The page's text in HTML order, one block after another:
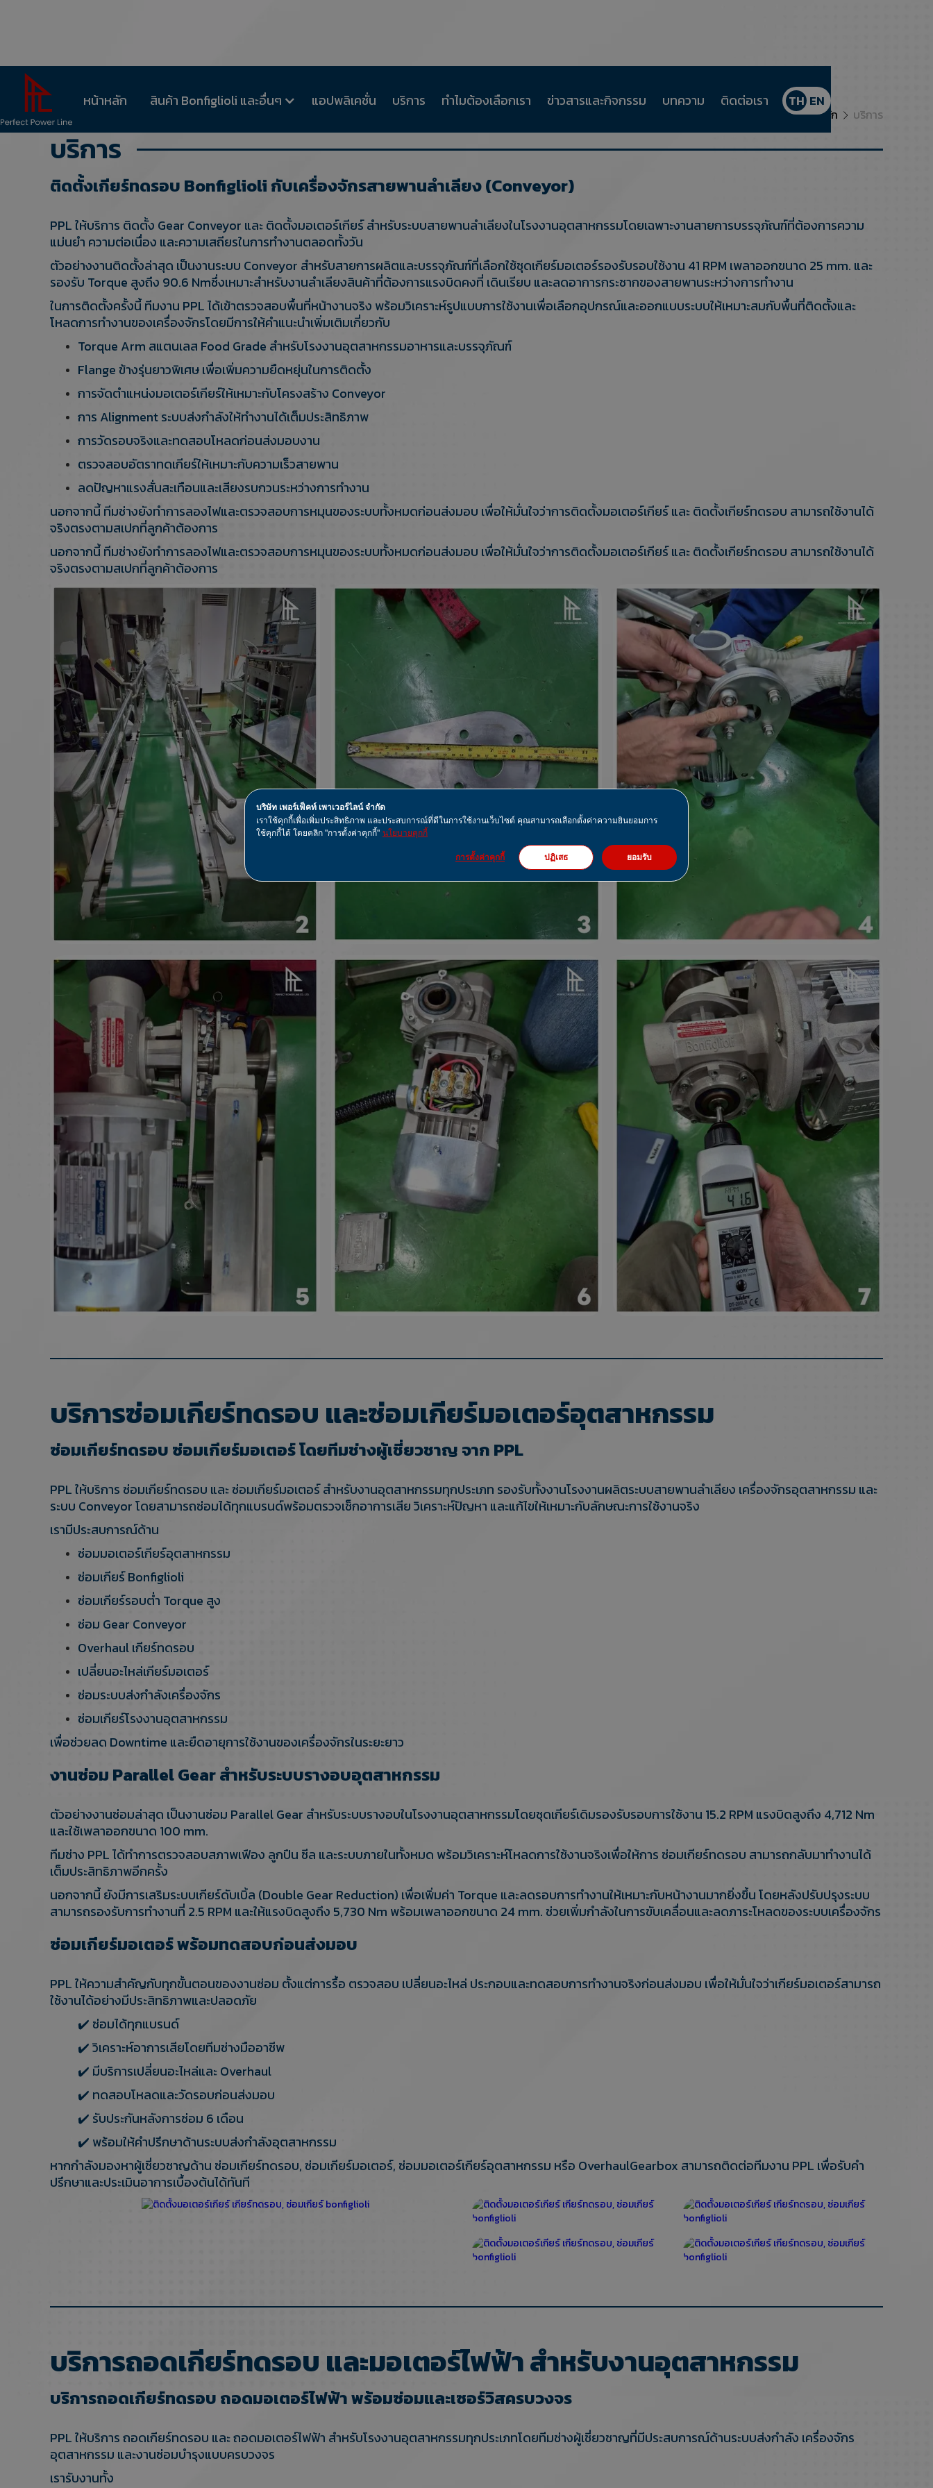
หน้าหลัก สินค้า Bonfiglioli และอื่นๆ แอปพลิเคชั่น บริการ ทำไมต้องเลือกเรา ข่าวสารและกิจกรรม บทความ ติดต่อเรา TH EN
หน้าหลัก บริการ
บริการ
ติดตั้งเกียร์ทดรอบ Bonfiglioli กับเครื่องจักรสายพานลำเลียง (Conveyor)
PPL ให้บริการ ติดตั้ง Gear Conveyor และ ติดตั้งมอเตอร์เกียร์ สำหรับระบบสายพานลำเลียงในโรงงานอุตสาหกรรมโดยเฉพาะงานสายการบรรจุภัณฑ์ที่ต้องการความ
แม่นยำ ความต่อเนื่อง และความเสถียรในการทำงานตลอดทั้งวัน
ตัวอย่างงานติดตั้งล่าสุด เป็นงานระบบ Conveyor สำหรับสายการผลิตและบรรจุภัณฑ์ที่เลือกใช้ชุดเกียร์มอเตอร์รองรับรอบใช้งาน 41 RPM เพลาออกขนาด 25 mm. และ
รองรับ Torque สูงถึง 90.6 Nmซึ่งเหมาะสำหรับงานลำเลียงสินค้าที่ต้องการแรงบิดคงที่ เดินเรียบ และลดอาการกระชากของสายพานระหว่างการทำงาน
ในการติดตั้งครั้งนี้ ทีมงาน PPL ได้เข้าตรวจสอบพื้นที่หน้างานจริง พร้อมวิเคราะห์รูปแบบการใช้งานเพื่อเลือกอุปกรณ์และออกแบบระบบให้เหมาะสมกับพื้นที่ติดตั้งและ
โหลดการทำงานของเครื่องจักรโดยมีการให้คำแนะนำเพิ่มเติมเกี่ยวกับ
Torque Arm สแตนเลส Food Grade สำหรับโรงงานอุตสาหกรรมอาหารและบรรจุภัณฑ์
Flange ข้างรุ่นยาวพิเศษ เพื่อเพิ่มความยืดหยุ่นในการติดตั้ง
การจัดตำแหน่งมอเตอร์เกียร์ให้เหมาะกับโครงสร้าง Conveyor
การ Alignment ระบบส่งกำลังให้ทำงานได้เต็มประสิทธิภาพ
การวัดรอบจริงและทดสอบโหลดก่อนส่งมอบงาน
ตรวจสอบอัตราทดเกียร์ให้เหมาะกับความเร็วสายพาน
ลดปัญหาแรงสั่นสะเทือนและเสียงรบกวนระหว่างการทำงาน
นอกจากนี้ ทีมช่างยังทำการลองไฟและตรวจสอบการหมุนของระบบทั้งหมดก่อนส่งมอบ เพื่อให้มั่นใจว่าการติดตั้งมอเตอร์เกียร์ และ ติดตั้งเกียร์ทดรอบ สามารถใช้งานได้
จริงตรงตามสเปกที่ลูกค้าต้องการ
นอกจากนี้ ทีมช่างยังทำการลองไฟและตรวจสอบการหมุนของระบบทั้งหมดก่อนส่งมอบ เพื่อให้มั่นใจว่าการติดตั้งมอเตอร์เกียร์ และ ติดตั้งเกียร์ทดรอบ สามารถใช้งานได้
จริงตรงตามสเปกที่ลูกค้าต้องการ
บริการซ่อมเกียร์ทดรอบ และซ่อมเกียร์มอเตอร์อุตสาหกรรม
ซ่อมเกียร์ทดรอบ ซ่อมเกียร์มอเตอร์ โดยทีมช่างผู้เชี่ยวชาญ จาก PPL
PPL ให้บริการ ซ่อมเกียร์ทดรอบ และ ซ่อมเกียร์มอเตอร์ สำหรับงานอุตสาหกรรมทุกประเภท รองรับทั้งงานโรงงานผลิตระบบสายพานลำเลียง เครื่องจักรอุตสาหกรรม และ
ระบบ Conveyor โดยสามารถซ่อมได้ทุกแบรนด์พร้อมตรวจเช็กอาการเสีย วิเคราะห์ปัญหา และแก้ไขให้เหมาะกับลักษณะการใช้งานจริง
เรามีประสบการณ์ด้าน
ซ่อมมอเตอร์เกียร์อุตสาหกรรม
ซ่อมเกียร์ Bonfiglioli
ซ่อมเกียร์รอบต่ำ Torque สูง
ซ่อม Gear Conveyor
Overhaul เกียร์ทดรอบ
เปลี่ยนอะไหล่เกียร์มอเตอร์
ซ่อมระบบส่งกำลังเครื่องจักร
ซ่อมเกียร์โรงงานอุตสาหกรรม
เพื่อช่วยลด Downtime และยืดอายุการใช้งานของเครื่องจักรในระยะยาว
งานซ่อม Parallel Gear สำหรับระบบรางอบอุตสาหกรรม
ตัวอย่างงานซ่อมล่าสุด เป็นงานซ่อม Parallel Gear สำหรับระบบรางอบในโรงงานอุตสาหกรรมโดยชุดเกียร์เดิมรองรับรอบการใช้งาน 15.2 RPM แรงบิดสูงถึง 4,712 Nm
และใช้เพลาออกขนาด 100 mm.
ทีมช่าง PPL ได้ทำการตรวจสอบสภาพเฟือง ลูกปืน ซีล และระบบภายในทั้งหมด พร้อมวิเคราะห์โหลดการใช้งานจริงเพื่อให้การ ซ่อมเกียร์ทดรอบ สามารถกลับมาทำงานได้
เต็มประสิทธิภาพอีกครั้ง
นอกจากนี้ ยังมีการเสริมระบบเกียร์ดับเบิ้ล (Double Gear Reduction) เพื่อเพิ่มค่า Torque และลดรอบการทำงานให้เหมาะกับหน้างานมากยิ่งขึ้น โดยหลังปรับปรุงระบบ
สามารถรองรับการทำงานที่ 2.5 RPM และให้แรงบิดสูงถึง 5,730 Nm พร้อมเพลาออกขนาด 24 mm. ช่วยเพิ่มกำลังในการขับเคลื่อนและลดภาระโหลดของระบบเครื่องจักร
ซ่อมเกียร์มอเตอร์ พร้อมทดสอบก่อนส่งมอบ
PPL ให้ความสำคัญกับทุกขั้นตอนของงานซ่อม ตั้งแต่การรื้อ ตรวจสอบ เปลี่ยนอะไหล่ ประกอบและทดสอบการทำงานจริงก่อนส่งมอบ เพื่อให้มั่นใจว่าเกียร์มอเตอร์สามารถ
ใช้งานได้อย่างมีประสิทธิภาพและปลอดภัย
✔️ ซ่อมได้ทุกแบรนด์
✔️ วิเคราะห์อาการเสียโดยทีมช่างมืออาชีพ
✔️ มีบริการเปลี่ยนอะไหล่และ Overhaul
✔️ ทดสอบโหลดและวัดรอบก่อนส่งมอบ
✔️ รับประกันหลังการซ่อม 6 เดือน
✔️ พร้อมให้คำปรึกษาด้านระบบส่งกำลังอุตสาหกรรม
หากกำลังมองหาผู้เชี่ยวชาญด้าน ซ่อมเกียร์ทดรอบ, ซ่อมเกียร์มอเตอร์, ซ่อมมอเตอร์เกียร์อุตสาหกรรม หรือ OverhaulGearbox สามารถติดต่อทีมงาน PPL เพื่อรับคำ
ปรึกษาและประเมินอาการเบื้องต้นได้ทันที
บริการถอดเกียร์ทดรอบ และมอเตอร์ไฟฟ้า สำหรับงานอุตสาหกรรม
บริการถอดเกียร์ทดรอบ ถอดมอเตอร์ไฟฟ้า พร้อมซ่อมและเซอร์วิสครบวงจร
PPL ให้บริการ ถอดเกียร์ทดรอบ และ ถอดมอเตอร์ไฟฟ้า สำหรับโรงงานอุตสาหกรรมทุกประเภทโดยทีมช่างผู้เชี่ยวชาญที่มีประสบการณ์ด้านระบบส่งกำลัง เครื่องจักร
อุตสาหกรรม และงานซ่อมบำรุงแบบครบวงจร
เรารับงานทั้ง
บริษัท เพอร์เฟ็คท์ เพาเวอร์ไลน์ จำกัด
เราใช้คุกกี้เพื่อเพิ่มประสิทธิภาพ และประสบการณ์ที่ดีในการใช้งานเว็บไซต์ คุณสามารถเลือกตั้งค่าความยินยอมการ
ใช้คุกกี้ได้ โดยคลิก "การตั้งค่าคุกกี้" นโยบายคุกกี้
ปฏิเสธ ยอมรับ
การตั้งค่าคุกกี้